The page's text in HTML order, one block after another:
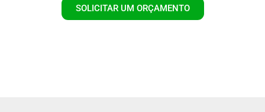
SOLICITAR UM ORÇAMENTO